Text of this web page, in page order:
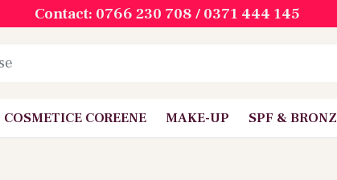
Contact: 0766 230 708 / 0371 444 145
COSMETICE COREENE MAKE-UP SPF & BRONZ